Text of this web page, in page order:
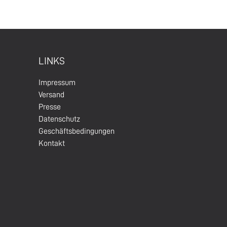
LINKS
Impressum
Versand
Presse
Datenschutz
Geschäftsbedingungen
Kontakt